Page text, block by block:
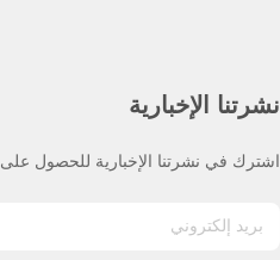
نشرتنا الإخبارية
اشترك في نشرتنا الإخبارية للحصول